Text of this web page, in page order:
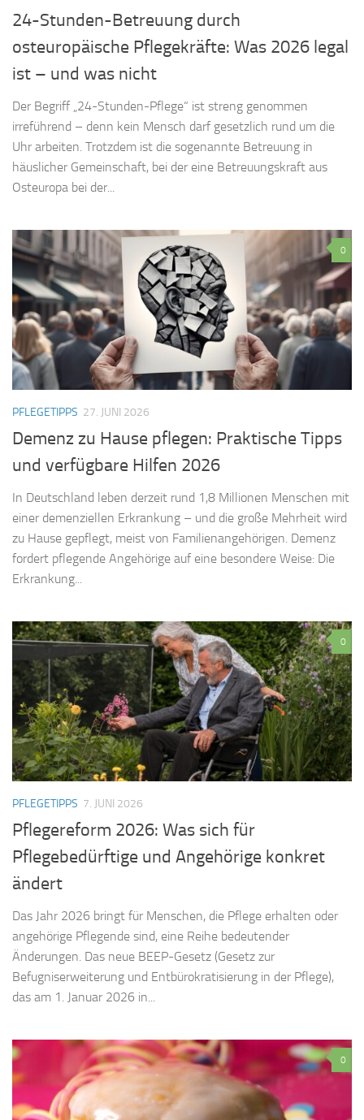
24-Stunden-Betreuung durch
osteuropäische Pflegekräfte: Was 2026 legal
ist – und was nicht
Der Begriff „24-Stunden-Pflege“ ist streng genommen
irreführend – denn kein Mensch darf gesetzlich rund um die
Uhr arbeiten. Trotzdem ist die sogenannte Betreuung in
häuslicher Gemeinschaft, bei der eine Betreuungskraft aus
Osteuropa bei der...
0
PFLEGETIPPS 27. JUNI 2026
Demenz zu Hause pflegen: Praktische Tipps
und verfügbare Hilfen 2026
In Deutschland leben derzeit rund 1,8 Millionen Menschen mit
einer demenziellen Erkrankung – und die große Mehrheit wird
zu Hause gepflegt, meist von Familienangehörigen. Demenz
fordert pflegende Angehörige auf eine besondere Weise: Die
Erkrankung...
0
PFLEGETIPPS 7. JUNI 2026
Pflegereform 2026: Was sich für
Pflegebedürftige und Angehörige konkret
ändert
Das Jahr 2026 bringt für Menschen, die Pflege erhalten oder
angehörige Pflegende sind, eine Reihe bedeutender
Änderungen. Das neue BEEP-Gesetz (Gesetz zur
Befugniserweiterung und Entbürokratisierung in der Pflege),
das am 1. Januar 2026 in...
0